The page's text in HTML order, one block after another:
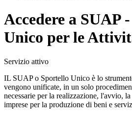
Accedere a SUAP
Unico per le
Servizio attivo
IL SUAP o Sportello Unico è lo
vengono unificate, in un solo
necessarie per la realizzazione, l'avvio,
imprese per la produzione di beni e